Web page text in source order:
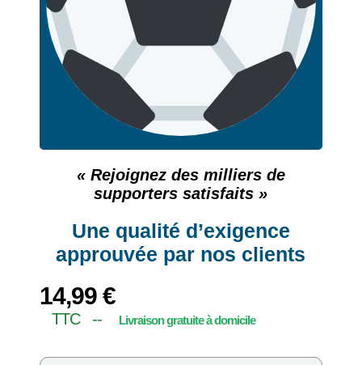
« Rejoignez des milliers de
supporters satisfaits »
Une qualité d’exigence
approuvée par nos clients
14,99 €
TTC --